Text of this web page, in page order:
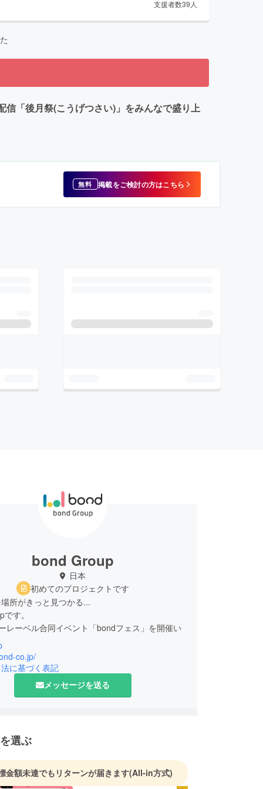
支援者数39 人
「後月祭(こうげつさい)」をみんなで盛り上
無料 掲載をご検討の方はこちら
bond Group
日本
初めてのプロジェクトです
所がきっと見つかる...
す。
レーベル合同イベント「bondフェス」を開催い
co.jp/
に基づく表記
メッセージを送る
選ぶ
金額未達でもリターンが届きます(All-in方式)